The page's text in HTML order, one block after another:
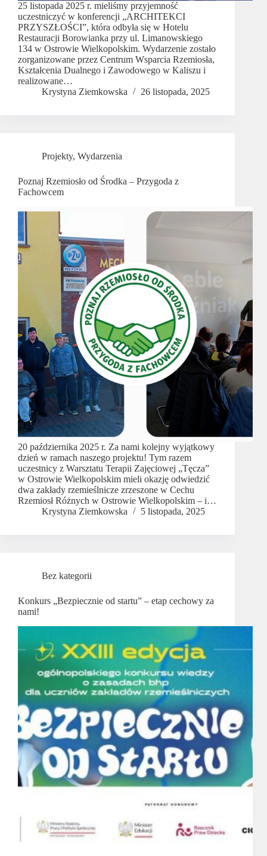
25 listopada 2025 r. mieliśmy przyjemność
uczestniczyć w konferencji „ARCHITEKCI
PRZYSZŁOŚCI”, która odbyła się w Hotelu
Restauracji Borowianka przy ul. Limanowskiego
134 w Ostrowie Wielkopolskim. Wydarzenie zostało
zorganizowane przez Centrum Wsparcia Rzemiosła,
Kształcenia Dualnego i Zawodowego w Kaliszu i
realizowane…
Krystyna Ziemkowska
26 listopada, 2025
Projekty, Wydarzenia
Poznaj Rzemiosło od Środka – Przygoda z
Fachowcem
20 października 2025 r. Za nami kolejny wyjątkowy
dzień w ramach naszego projektu! Tym razem
uczestnicy z Warsztatu Terapii Zajęciowej „Tęcza”
w Ostrowie Wielkopolskim mieli okazję odwiedzić
dwa zakłady rzemieślnicze zrzeszone w Cechu
Rzemiosł Różnych w Ostrowie Wielkopolskim – i…
Krystyna Ziemkowska
5 listopada, 2025
Bez kategorii
Konkurs „Bezpiecznie od startu” – etap cechowy za
nami!